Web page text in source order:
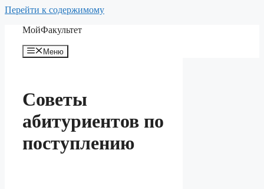
Перейти к содержимому
МойФакультет
Меню
Советы
абитуриентов по
поступлению